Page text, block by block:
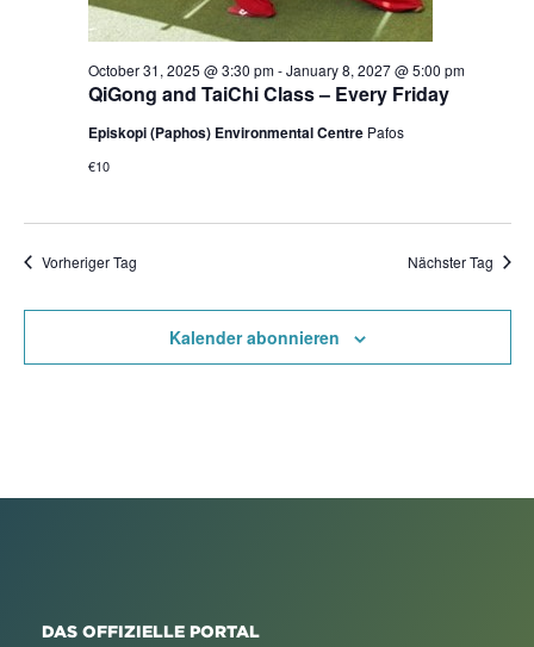
QiGong and TaiChi Class – Every Friday
October 31, 2025 @ 3:30 pm-January 8, 2027 @ 5:00 pm
Episkopi (Paphos) Environmental Centre Pafos
€10
Vorheriger Tag Nächster Tag
Kalender abonnieren
DAS OFFIZIELLE PORTAL